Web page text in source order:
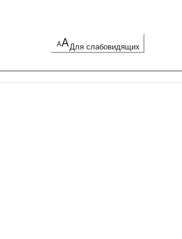
Для слабовидящих